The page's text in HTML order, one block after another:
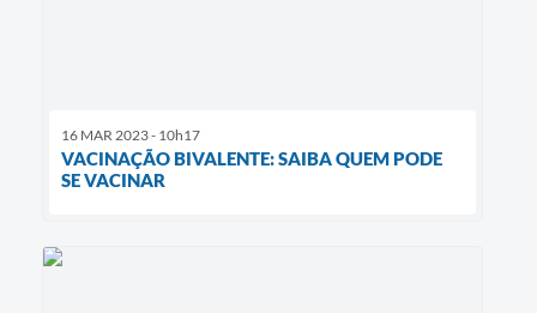
16 MAR 2023 - 10h17
VACINAÇÃO BIVALENTE: SAIBA QUEM PODE
SE VACINAR